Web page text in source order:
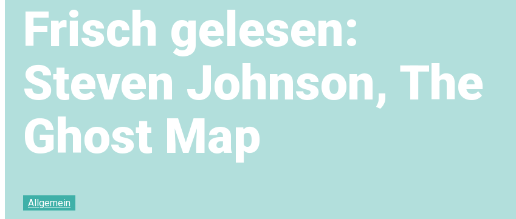
Frisch gelesen:
Steven Johnson, The
Ghost Map
Allgemein